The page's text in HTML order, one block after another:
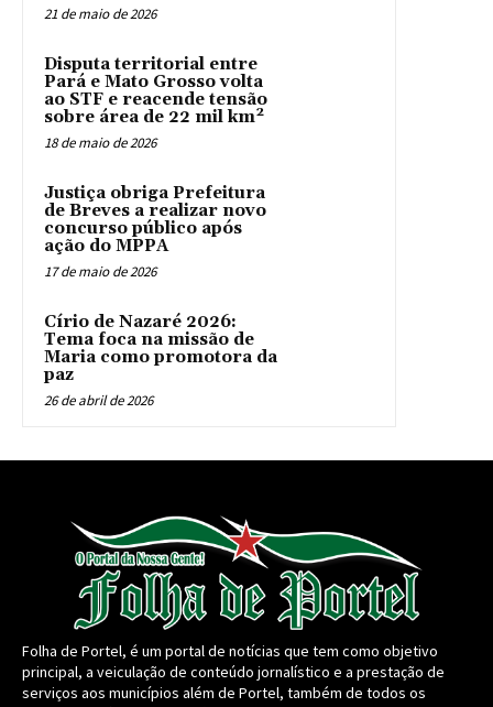
21 de maio de 2026
Disputa territorial entre
Pará e Mato Grosso volta
ao STF e reacende tensão
sobre área de 22 mil km²
18 de maio de 2026
Justiça obriga Prefeitura
de Breves a realizar novo
concurso público após
ação do MPPA
17 de maio de 2026
Círio de Nazaré 2026:
Tema foca na missão de
Maria como promotora da
paz
26 de abril de 2026
Folha de Portel, é um portal de notícias que tem como objetivo
principal, a veiculação de conteúdo jornalístico e a prestação de
serviços aos municípios além de Portel, também de todos os